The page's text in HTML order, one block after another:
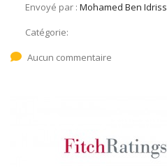
Envoyé par : Mohamed Ben Idriss
Catégorie:
Aucun commentaire